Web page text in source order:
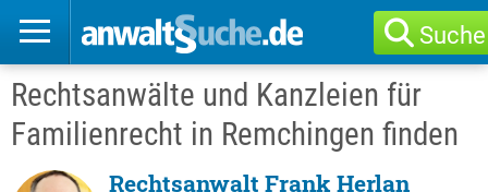
Suche
Rechtsanwälte und Kanzleien für
Familienrecht in Remchingen finden
Rechtsanwalt Frank Herlan